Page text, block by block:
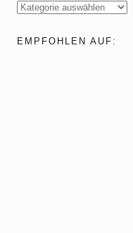
Kategorien
EMPFOHLEN AUF: